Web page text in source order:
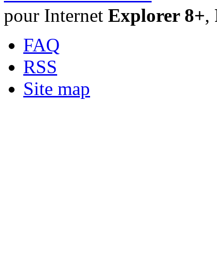
pour Internet Explorer 8+,
FAQ
RSS
Site map